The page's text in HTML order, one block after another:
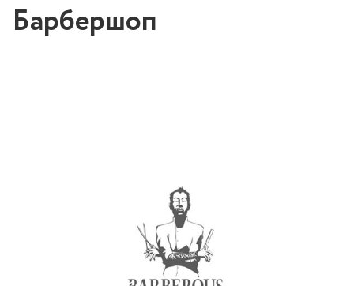
Барбершоп